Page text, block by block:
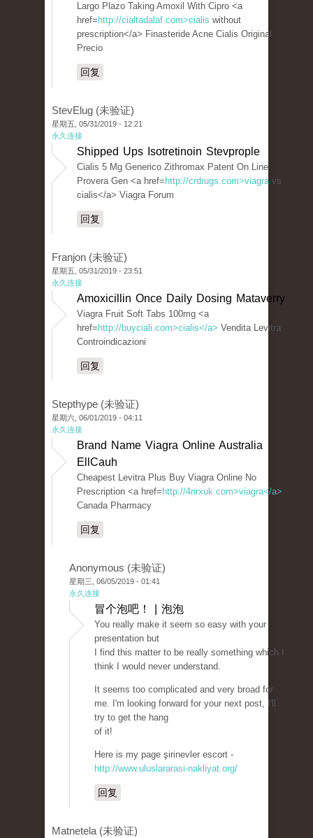
Largo Plazo Taking Amoxil With Cipro <a
href= http://cialtadalaf.com>cialis without
prescription</a> Finasteride Acne Cialis Original
Precio
回复
StevElug (未验证)
星期五, 05/31/2019 - 12:21
永久连接
Shipped Ups Isotretinoin Stevprople
Cialis 5 Mg Generico Zithromax Patent On Line
Provera Gen <a href= http://crdrugs.com>viagravs
cialis</a> Viagra Forum
回复
Franjon (未验证)
星期五, 05/31/2019 - 23:51
永久连接
Amoxicillin Once Daily Dosing Mataverry
Viagra Fruit Soft Tabs 100mg <a
href= http://buyciali.com>cialis</a> Vendita Levitra
Controindicazioni
回复
Stepthype (未验证)
星期六, 06/01/2019 - 04:11
永久连接
Brand Name Viagra Online Australia
EllCauh
Cheapest Levitra Plus Buy Viagra Online No
Prescription <a href= http://4nrxuk.com>viagra</a>
Canada Pharmacy
回复
Anonymous (未验证)
星期三, 06/05/2019 - 01:41
永久连接
冒个泡吧！ | 泡泡
You really make it seem so easy with your
presentation but
I find this matter to be really something which I
think I would never understand.
It seems too complicated and very broad for
me. I'm looking forward for your next post, I'll
try to get the hang
of it!
Here is my page şirinevler escort -
http://www.uluslararasi-nakliyat.org/
回复
Matnetela (未验证)